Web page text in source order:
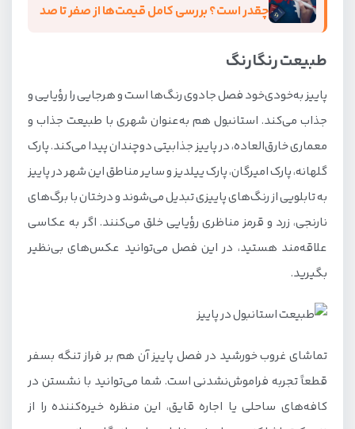
چقدر است؟ بررسی کامل قیمت‌ها از صفر تا صد
طبیعت رنگارنگ
پاییز به‌خودی‌خود فصل جادوی رنگ‌ها است و هرجایی را رؤیایی و
جذاب می‌کند. استانبول هم به‌عنوان شهری با طبیعت جذاب و
معماری خارق‌العاده، در پاییز جذابیتی دوچندان پیدا می‌کند. پارک
گلهانه، پارک امیرگان، پارک ییلدیز و سایر مناطق این شهر در پاییز
به تابلویی از رنگ‌های پاییزی تبدیل می‌شوند و درختان با برگ‌های
نارنجی، زرد و قرمز مناظری رؤیایی خلق می‌کنند. اگر به عکاسی
علاقه‌مند هستید، در این فصل می‌توانید عکس‌های بی‌نظیر
بگیرید.
تماشای غروب خورشید در فصل پاییز آن هم بر فراز تنگه بسفر
قطعاً تجربه فراموش‌نشدنی است. شما می‌توانید با نشستن در
کافه‌های ساحلی یا اجاره قایق‌، این منظره خیره‌کننده را از